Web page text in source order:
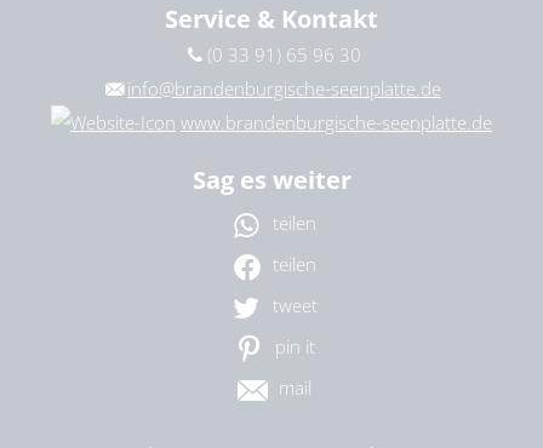
Service & Kontakt
(0 33 91) 65 96 30
info@brandenburgische-seenplatte.de
www.brandenburgische-seenplatte.de
Sag es weiter
teilen
teilen
tweet
pin it
mail